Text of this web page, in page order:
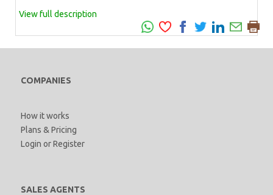
View full description
COMPANIES
How it works
Plans & Pricing
Login orRegister
SALES AGENTS